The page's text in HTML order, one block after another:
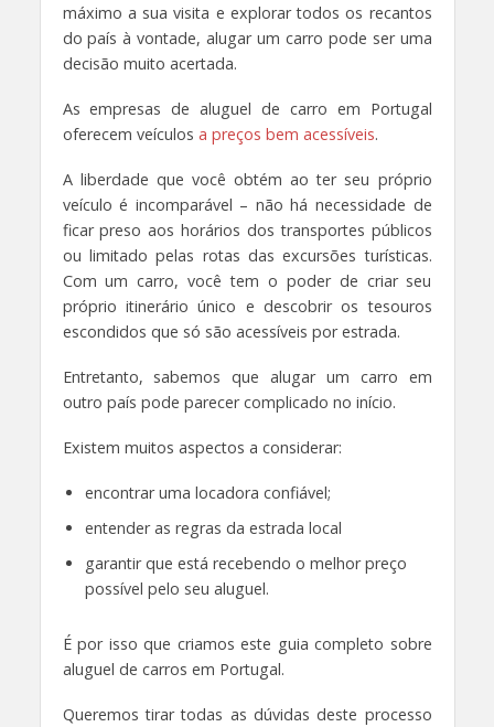
máximo a sua visita e explorar todos os recantos
do país à vontade, alugar um carro pode ser uma
decisão muito acertada.
As empresas de aluguel de carro em Portugal
oferecem veículos a preços bem acessíveis.
A liberdade que você obtém ao ter seu próprio
veículo é incomparável – não há necessidade de
ficar preso aos horários dos transportes públicos
ou limitado pelas rotas das excursões turísticas.
Com um carro, você tem o poder de criar seu
próprio itinerário único e descobrir os tesouros
escondidos que só são acessíveis por estrada.
Entretanto, sabemos que alugar um carro em
outro país pode parecer complicado no início.
Existem muitos aspectos a considerar:
encontrar uma locadora confiável;
entender as regras da estrada local
garantir que está recebendo o melhor preço
possível pelo seu aluguel.
É por isso que criamos este guia completo sobre
aluguel de carros em Portugal.
Queremos tirar todas as dúvidas deste processo